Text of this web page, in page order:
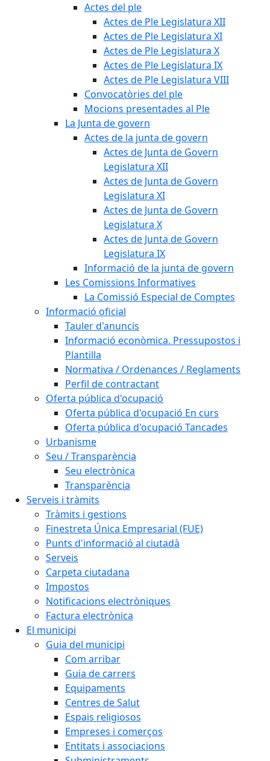
Actes del ple
Actes de Ple Legislatura XII
Actes de Ple Legislatura XI
Actes de Ple Legislatura X
Actes de Ple Legislatura IX
Actes de Ple Legislatura VIII
Convocatòries del ple
Mocions presentades al Ple
La Junta de govern
Actes de la junta de govern
Actes de Junta de Govern
Legislatura XII
Actes de Junta de Govern
Legislatura XI
Actes de Junta de Govern
Legislatura X
Actes de Junta de Govern
Legislatura IX
Informació de la junta de govern
Les Comissions Informatives
La Comissió Especial de Comptes
Informació oficial
Tauler d'anuncis
Informació econòmica. Pressupostos i
Plantilla
Normativa / Ordenances / Reglaments
Perfil de contractant
Oferta pública d'ocupació
Oferta pública d'ocupació En curs
Oferta pública d'ocupació Tancades
Urbanisme
Seu / Transparència
Seu electrònica
Transparència
Serveis i tràmits
Tràmits i gestions
Finestreta Única Empresarial (FUE)
Punts d'informació al ciutadà
Serveis
Carpeta ciutadana
Impostos
Notificacions electròniques
Factura electrònica
El municipi
Guia del municipi
Com arribar
Guia de carrers
Equipaments
Centres de Salut
Espais religiosos
Empreses i comerços
Entitats i associacions